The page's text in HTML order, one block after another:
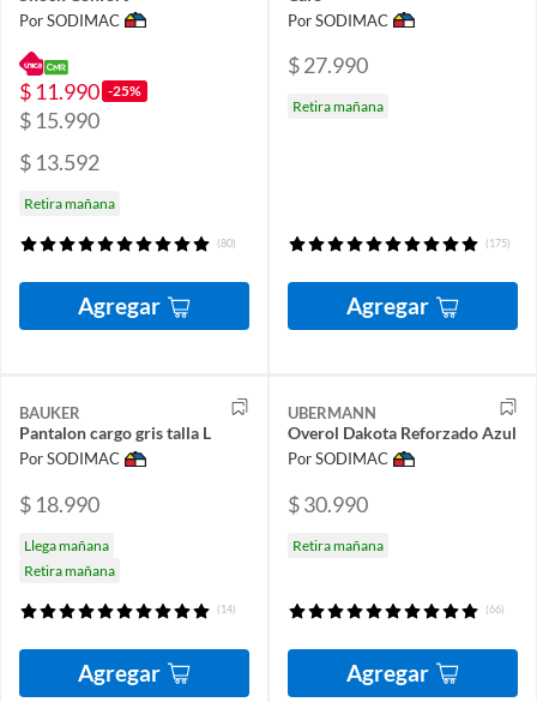
Por SODIMAC
$ 11.990 -25%
$ 15.990
$ 13.592
Retira mañana
(80)
Agregar
Por SODIMAC
$ 27.990
Retira mañana
(175)
Agregar
BAUKER
Pantalon cargo gris talla L
Por SODIMAC
$ 18.990
Llega mañana
Retira mañana
(14)
Agregar
UBERMANN
Overol Dakota Reforzado Azul
Por SODIMAC
$ 30.990
Retira mañana
(66)
Agregar